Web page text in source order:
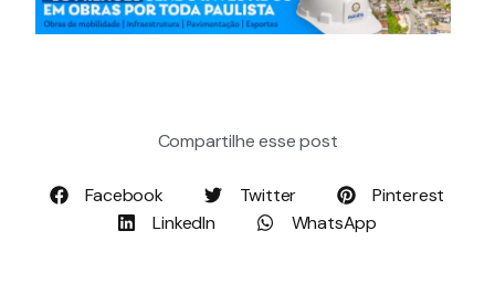
Compartilhe esse post
Facebook Twitter
Pinterest
LinkedIn
WhatsApp